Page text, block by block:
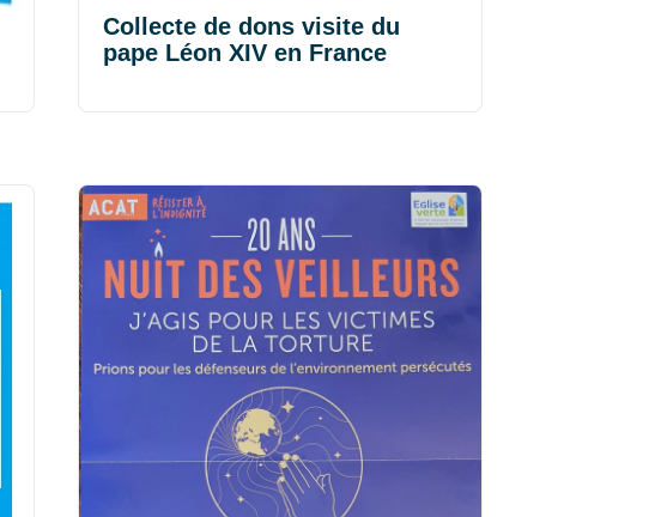
Collecte de dons visite du
pape Léon XIV en France
Veillée de prière à l’abbaye ND
de Jouarre le jeudi 25 juin à
20h00 « J’agis pour les
victimes de la torture » (ACAT)